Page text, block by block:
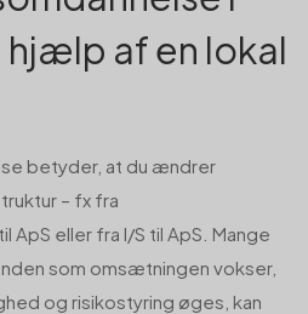
hjælp af en lokal
betyder, at du ændrer
– fx fra
ApS eller fra I/S til ApS. Mange
som omsætningen vokser,
og risikostyring øges, kan